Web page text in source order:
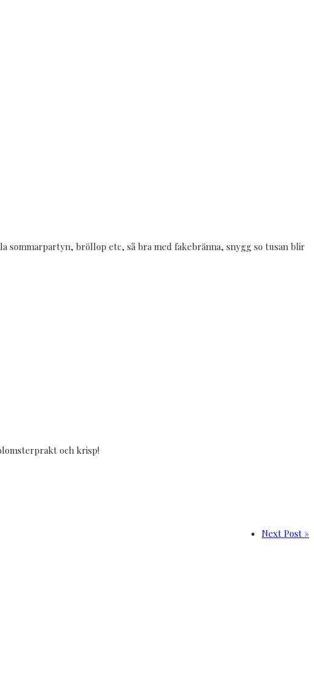
sommarpartyn, bröllop etc, så bra med fakebränna, snygg so tusan blir
och krisp!
Next Post »